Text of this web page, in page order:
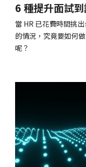
6 種提升面試
當 HR 已花費時間挑
的情況，究竟要如何
呢？